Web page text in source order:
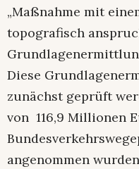
„Maßnahme mit
topografisch
Diese
zunächst geprüft
von 116,9 Millionen
angenommen